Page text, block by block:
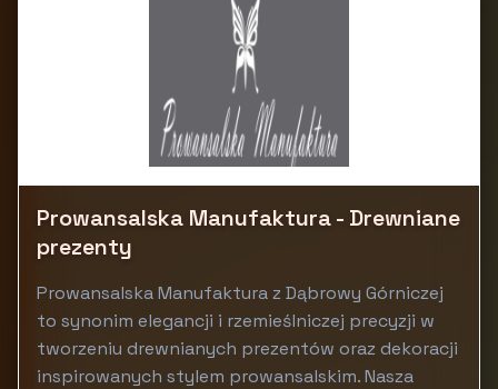
Prowansalska Manufaktura - Drewniane
prezenty
Prowansalska Manufaktura z Dąbrowy Górniczej
to synonim elegancji i rzemieślniczej precyzji w
tworzeniu drewnianych prezentów oraz dekoracji
inspirowanych stylem prowansalskim. Nasza